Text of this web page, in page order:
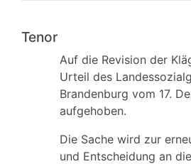
Tenor
Auf die Revision der
Urteil des
Brandenburg vom 17.
aufgehoben.
Die Sache wird zur
und Entscheidung an